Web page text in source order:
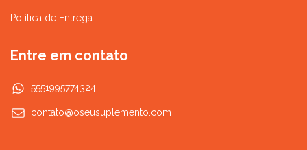
Política de Entrega
Entre em contato
5551995774324
contato@oseusuplemento.com